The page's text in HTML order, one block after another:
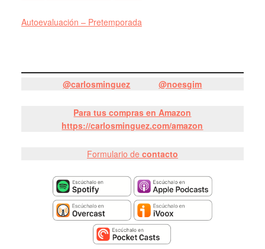
Autoevaluación – Pretemporada
@carlosminguez @noesgim
Para tus compras en Amazon
https://carlosminguez.com/amazon
Formulario de contacto